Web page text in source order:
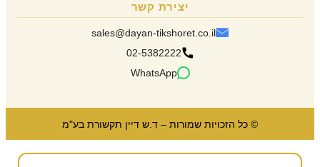
יצירת קשר
sales@dayan-tikshoret.co.il
02-5382222
WhatsApp
© כל הזכויות שמורות – ד.ש דיין תקשורת בע"מ